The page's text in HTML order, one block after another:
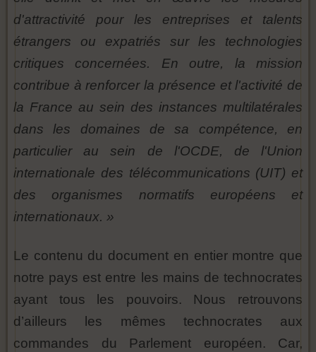
d'attractivité pour les entreprises et talents
étrangers ou expatriés sur les technologies
critiques concernées. En outre, la mission
contribue à renforcer la présence et l'activité de
la France au sein des instances multilatérales
dans les domaines de sa compétence, en
particulier au sein de l'OCDE, de l'Union
internationale des télécommunications (UIT) et
des organismes normatifs européens et
internationaux. »
Le contenu du document en entier montre que
notre pays est entre les mains de technocrates
ayant tous les pouvoirs. Nous retrouvons
d’ailleurs les mêmes technocrates aux
commandes du Parlement européen. Car,